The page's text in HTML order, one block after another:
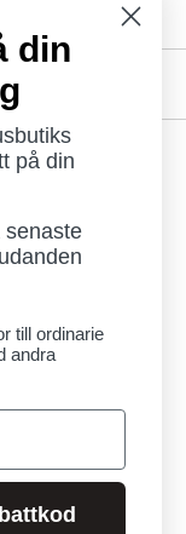
förbehållna.
din
på din
senaste
till ordinarie
andra